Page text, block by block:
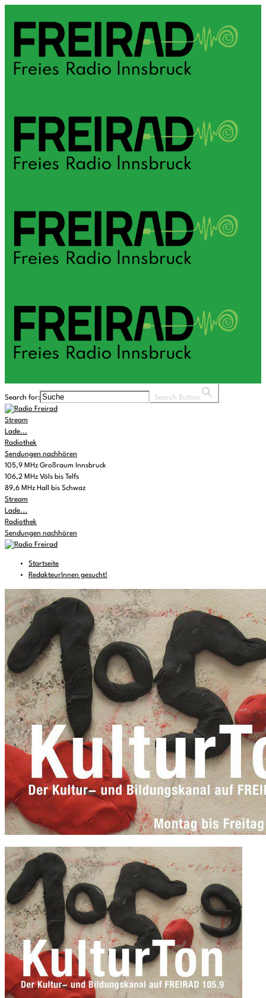
Search for: Search Button
Stream
Lade...
Radiothek
Sendungen nachhören
105,9 MHz Großraum Innsbruck
106,2 MHz Völs bis Telfs
89,6 MHz Hall bis Schwaz
Stream
Lade...
Radiothek
Sendungen nachhören
Startseite
RedakteurInnen gesucht!